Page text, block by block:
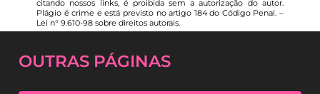
citando nossos links, é proibida sem a autorização do autor.
Plágio é crime e está previsto no artigo 184 do Código Penal. –
Lei n° 9.610-98 sobre direitos autorais.
OUTRAS PÁGINAS